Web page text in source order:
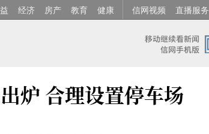
经济 房产 教育 健康 信网视频 直播服务
炉 合理设置停车场